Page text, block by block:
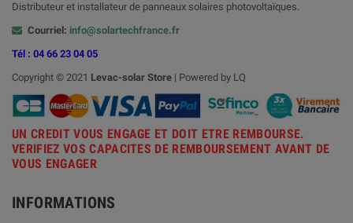
Distributeur et installateur de panneaux solaires photovoltaïques.
Courriel: info@solartechfrance.fr
Tél : 04 66 23 04 05
Copyright © 2021 Levac-solar Store | Powered by LQ
UN CREDIT VOUS ENGAGE ET DOIT ETRE REMBOURSE.
VERIFIEZ VOS CAPACITES DE REMBOURSEMENT AVANT DE
VOUS ENGAGER
INFORMATIONS